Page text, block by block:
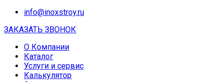
info@inoxstroy.ru
ЗАКАЗАТЬ ЗВОНОК
О Компании
Каталог
Услуги и сервис
Калькулятор